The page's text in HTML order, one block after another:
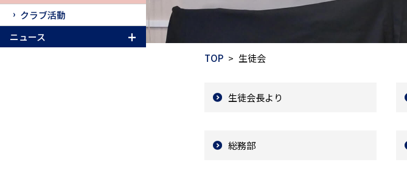
クラブ活動
ニュース
TOP
生徒会
生徒会長より
総務部